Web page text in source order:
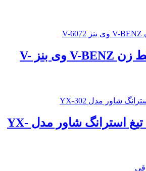
ماشین اصلاح خط زن V-BENZ وی بنز V-
ریش تراش سه تیغ استرانگ شاور مدل YX-